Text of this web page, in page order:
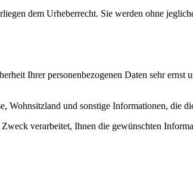
dem Urheberrecht. Sie werden ohne
Ihrer personenbezogenen Daten sehr ernst
Wohnsitzland und sonstige Informationen, die
verarbeitet, Ihnen die gewünschten